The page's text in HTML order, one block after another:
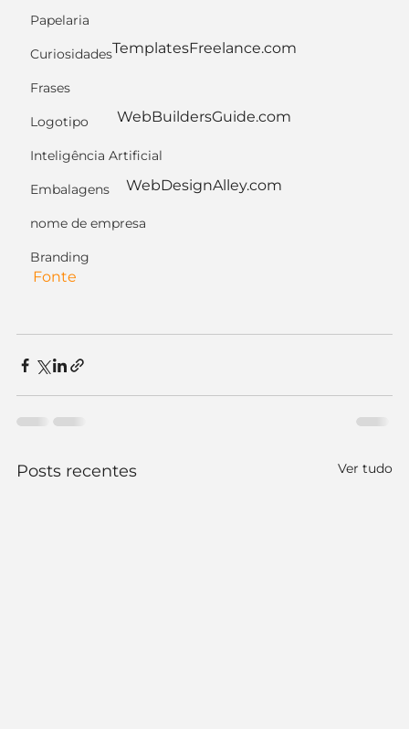
Papelaria
Curiosidades
Frases
Logotipo
Inteligência Artificial
Embalagens
nome de empresa
Branding
TemplatesFreelance.com
WebBuildersGuide.com
WebDesignAlley.com
Fonte
Posts recentes Ver tudo